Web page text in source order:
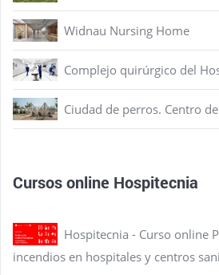
Widnau Nursing Home
Complejo quirúrgico del
Ciudad de perros. Centro
Cursos online Hospitecnia
Hospitecnia - Curso online
incendios en hospitales y centros